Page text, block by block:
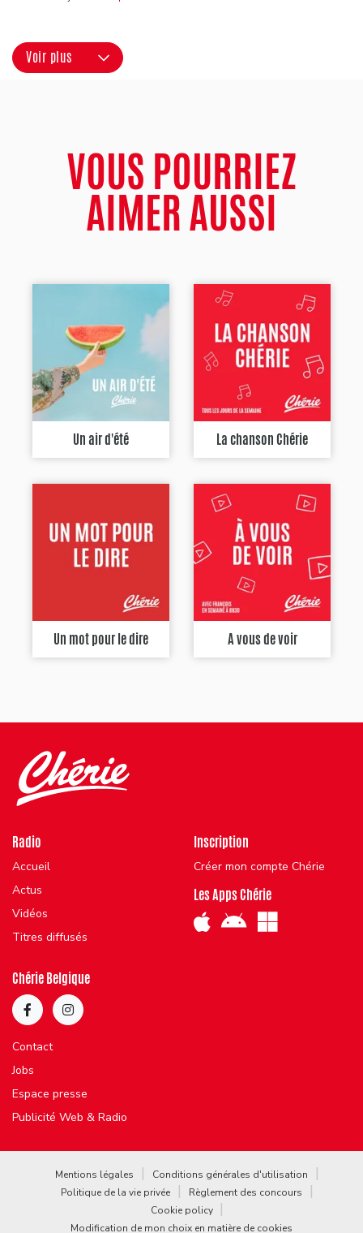
Voir plus
VOUS POURRIEZ
AIMER AUSSI
Un air d'été La chanson Chérie
Un mot pour le dire A vous de voir
Radio
Accueil
Actus
Vidéos
Titres diffusés
Inscription
Créer mon compte Chérie
Les Apps Chérie
Chérie Belgique
Contact
Jobs
Espace presse
Publicité Web & Radio
Mentions légales
Conditions générales d'utilisation
Politique de la vie privée
Règlement des concours
Cookie policy
Modification de mon choix en matière de cookies